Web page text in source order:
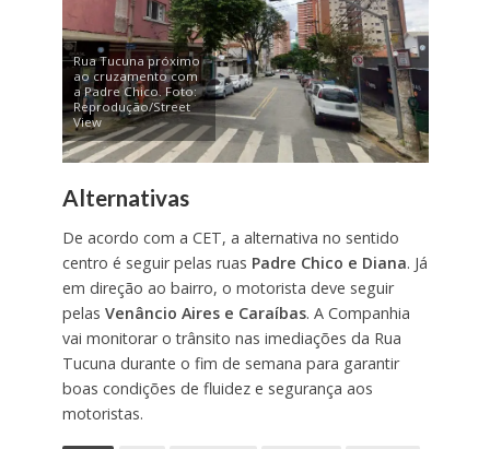
Rua Tucuna próximo
ao cruzamento com
a Padre Chico. Foto:
Reprodução/Street
View
Alternativas
De acordo com a CET, a alternativa no sentido
centro é seguir pelas ruas Padre Chico e Diana. Já
em direção ao bairro, o motorista deve seguir
pelas Venâncio Aires e Caraíbas. A Companhia
vai monitorar o trânsito nas imediações da Rua
Tucuna durante o fim de semana para garantir
boas condições de fluidez e segurança aos
motoristas.